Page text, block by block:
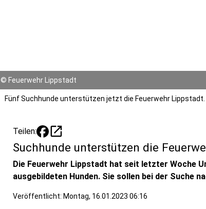
© Feuerwehr Lippstadt
Fünf Suchhunde unterstützen jetzt die Feuerwehr Lippstadt.
Teilen: open_in_new
Suchhunde unterstützen die
Die Feuerwehr Lippstadt hat seit letzter Woche
ausgebildeten Hunden. Sie sollen bei der Suche
Veröffentlicht: Montag, 16.01.2023 06:16